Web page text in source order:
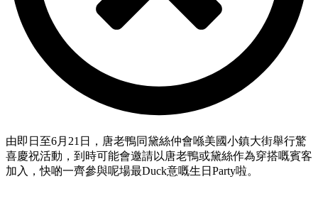
由即日至6月21日，唐老鴨同黛絲仲會喺美國小鎮大街舉行驚
喜慶祝活動，到時可能會邀請以唐老鴨或黛絲作為穿搭嘅賓客
加入，快啲一齊參與呢場最Duck意嘅生日Party啦。